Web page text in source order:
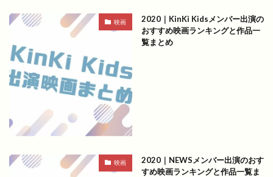
映画
2020｜KinKi Kidsメンバー出演の
おすすめ映画ランキングと作品一
覧まとめ
映画
2020｜NEWSメンバー出演のおす
すめ映画ランキングと作品一覧ま